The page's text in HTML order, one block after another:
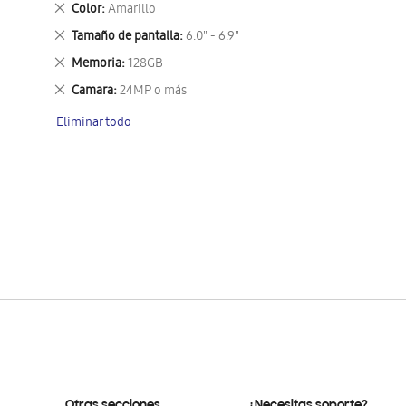
Color Amarillo
Eliminar
este
artículo
Tamaño de pantalla 6.0" - 6.9"
Eliminar
este
artículo
Memoria 128GB
Eliminar
este
artículo
Camara 24MP o más
Eliminar
artículo
Eliminar todo